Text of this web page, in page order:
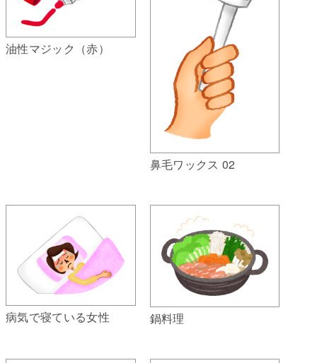
油性マジック（赤）
鼻毛ワックス 02
病気で寝ている女性 鍋料理